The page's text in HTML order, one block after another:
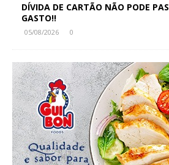
DÍVIDA DE CARTÃO NÃO PODE
GASTO!!
05/08/2026 0